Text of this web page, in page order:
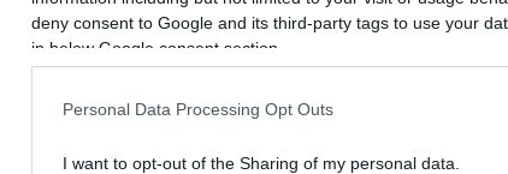
deny consent to Google and its third-party tags to use your
in below Google consent section.
Personal Data Processing Opt Outs
I want to opt-out of the Sharing of my personal data.
a méret a lényeg
orr varázsa
az orr mérete egyértelműen a szexuális